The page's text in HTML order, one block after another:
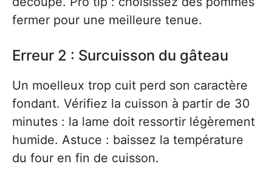
fermer pour une meilleure tenue.
Erreur 2 : Surcuisson du gâteau
Un moelleux trop cuit perd son caractère
fondant. Vérifiez la cuisson à partir de 30
minutes : la lame doit ressortir légèrement
humide. Astuce : baissez la température
du four en fin de cuisson.